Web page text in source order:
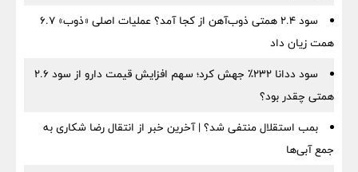
سود ۲.۴ همتی ذوب‌آهن از کجا آمد؟ عملیات اصلی «ذوب» ۶.۷
همت زیان داد
سود ددانا ۲۳۲٪ جهش کرد؛ سهم افزایش قیمت دارو از سود ۲.۶
همتی چقدر بود؟
بمب استقلال منتفی شد؟ | آخرین خبر از انتقال رضا شکاری به
جمع آبی‌ها